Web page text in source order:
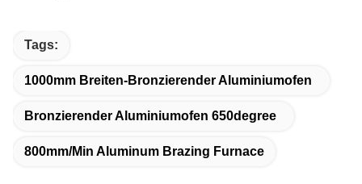
Tags:
1000mm Breiten-Bronzierender Aluminiumofen
Bronzierender Aluminiumofen 650degree
800mm/Min Aluminum Brazing Furnace